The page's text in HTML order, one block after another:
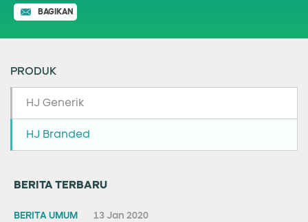
BAGIKAN
PRODUK
HJ Generik
HJ Branded
BERITA TERBARU
BERITA UMUM 13 Jan 2020